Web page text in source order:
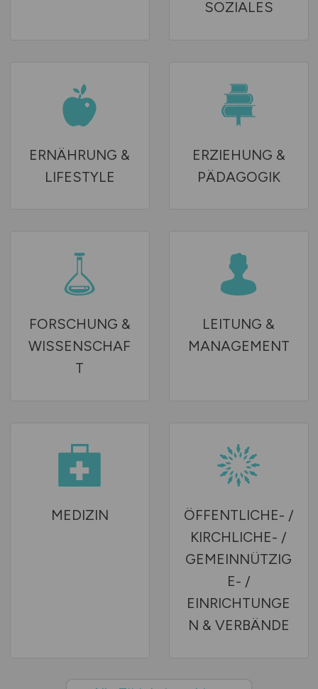
SOZIALES
ERNÄHRUNG &
LIFESTYLE
ERZIEHUNG &
PÄDAGOGIK
FORSCHUNG &
WISSENSCHAF
T
LEITUNG &
MANAGEMENT
MEDIZIN
ÖFFENTLICHE- /
KIRCHLICHE- /
GEMEINNÜTZIG
E- /
EINRICHTUNGE
N & VERBÄNDE